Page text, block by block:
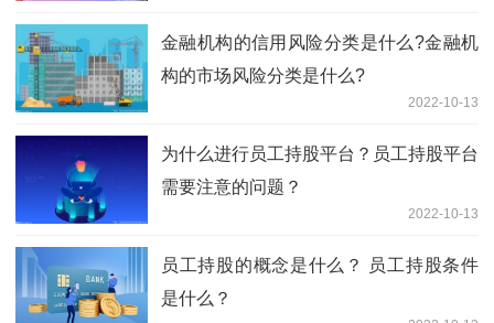
金融机构的信用风险分类是什么?金融机
构的市场风险分类是什么?
2022-10-13
为什么进行员工持股平台？员工持股平台
需要注意的问题？
2022-10-13
员工持股的概念是什么？ 员工持股条件
是什么？